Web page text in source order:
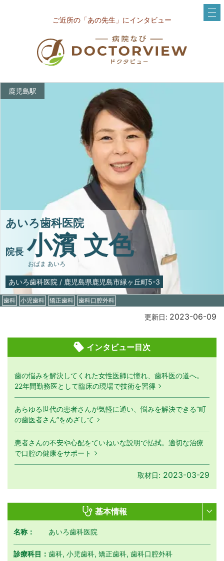
ご近所の「あの先生」にインタビュー
鹿児島駅
あいろ歯科医院
院長 小濱 文色
おばま あいろ
あいろ歯科医院 / 鹿児島県鹿児島市緑ヶ丘町5-3
歯科 小児歯科 矯正歯科 歯科口腔外科
更新日: 2023-06-09
インタビュー目次
歯の悩みを解決してくれた女性医師に憧れ、歯科医の道へ。
22年間勤務医として臨床の現場で技術を習得
あらゆる世代の患者さんが気軽に通い、悩みを解決できる“町
の歯医者さん”をめざして
患者さんの不安や心配をていねいな説明で払拭。適切な治療
で口腔の健康をサポート
取材日: 2023-03-29
基本情報
名称： あいろ歯科医院
診療科目：歯科, 小児歯科, 矯正歯科, 歯科口腔外科